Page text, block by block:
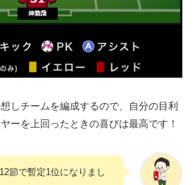
しチームを編成するので、自分の目利
ーを上回ったときの喜びは最高です！
節で暫定1位になりまし